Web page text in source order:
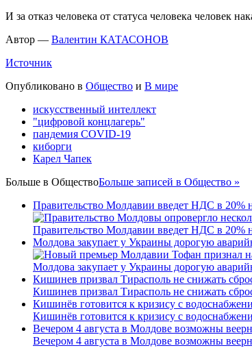
И за отказ человека от статуса человека человек
Автор — Валентин КАТАСОНОВ
Источник
Опубликовано в Общество и В мире
искусственный интеллект
"цифровой концлагерь"
пандемия COVID-19
киборги
Карел Чапек
Больше в ОбществоБольше записей в Общество »
Правительство Молдавии введет НДС в 20%
Правительство Молдавии введет НДС в 20%
Молдова закупает у Украины дорогую
Молдова закупает у Украины дорогую
Кишинев призвал Тирасполь не снижать
Кишинев призвал Тирасполь не снижать
Кишинёв готовится к кризису с
Кишинёв готовится к кризису с
Вечером 4 августа в Молдове возможны
Вечером 4 августа в Молдове возможны